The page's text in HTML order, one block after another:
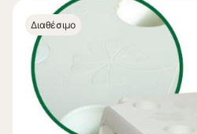
Διαθέσιμο